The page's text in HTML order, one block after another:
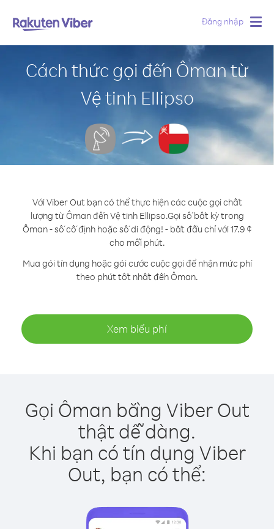
Đăng nhập
Cách thức gọi đến Ôman từ
Vệ tinh Ellipso
Với Viber Out bạn có thể thực hiện các cuộc gọi chất
lượng từ Ôman đến Vệ tinh Ellipso.Gọi số bất kỳ trong
Ôman - số cố định hoặc số di động! - bắt đầu chỉ với 17.9 ¢
cho mỗi phút.
Mua gói tín dụng hoặc gói cước cuộc gọi để nhận mức phí
theo phút tốt nhất đến Ôman.
Xem biểu phí
Gọi Ôman bằng Viber Out
thật dễ dàng.
Khi bạn có tín dụng Viber
Out, bạn có thể: